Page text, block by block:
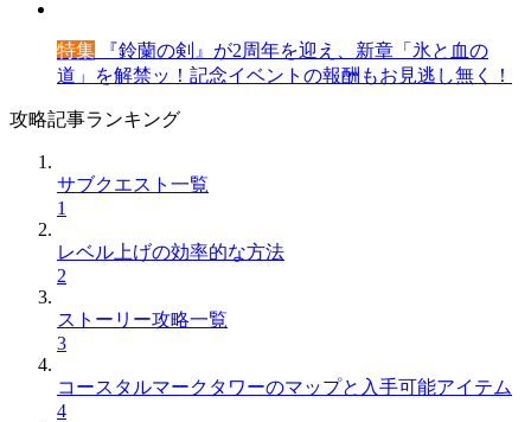
特集 『鈴蘭の剣』が2周年を迎え、新章「氷と血の
道」を解禁ッ！記念イベントの報酬もお見逃し無く！
攻略記事ランキング
サブクエスト一覧
1
レベル上げの効率的な方法
2
ストーリー攻略一覧
3
コースタルマークタワーのマップと入手可能アイテム
4